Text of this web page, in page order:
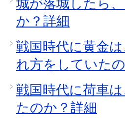
城が落城したら
か？詳細
戦国時代に黄金
れ方をしていた
戦国時代に荷車
たのか？詳細